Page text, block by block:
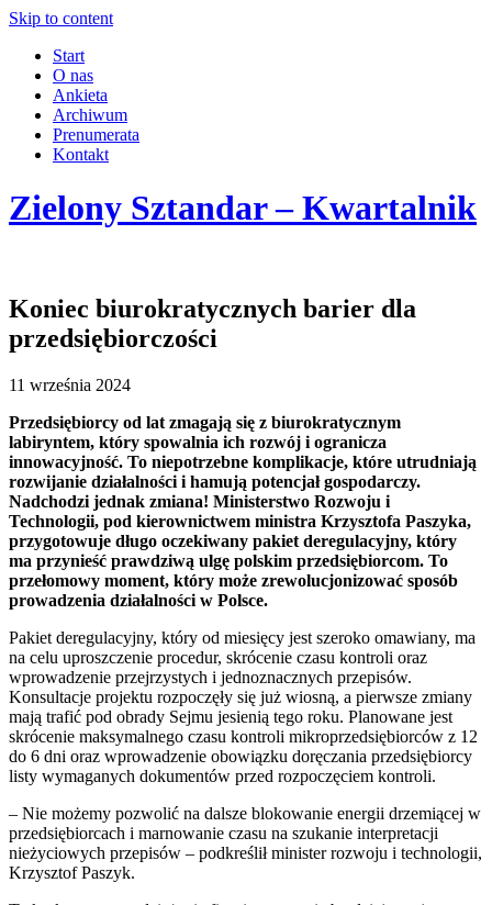
Skip to content
Start
O nas
Ankieta
Archiwum
Prenumerata
Kontakt
Zielony Sztandar – Kwartalnik
Koniec biurokratycznych barier dla
przedsiębiorczości
11 września 2024
Przedsiębiorcy od lat zmagają się z biurokratycznym
labiryntem, który spowalnia ich rozwój i ogranicza
innowacyjność. To niepotrzebne komplikacje, które utrudniają
rozwijanie działalności i hamują potencjał gospodarczy.
Nadchodzi jednak zmiana! Ministerstwo Rozwoju i
Technologii, pod kierownictwem ministra Krzysztofa Paszyka,
przygotowuje długo oczekiwany pakiet deregulacyjny, który
ma przynieść prawdziwą ulgę polskim przedsiębiorcom. To
przełomowy moment, który może zrewolucjonizować sposób
prowadzenia działalności w Polsce.
Pakiet deregulacyjny, który od miesięcy jest szeroko omawiany, ma
na celu uproszczenie procedur, skrócenie czasu kontroli oraz
wprowadzenie przejrzystych i jednoznacznych przepisów.
Konsultacje projektu rozpoczęły się już wiosną, a pierwsze zmiany
mają trafić pod obrady Sejmu jesienią tego roku. Planowane jest
skrócenie maksymalnego czasu kontroli mikroprzedsiębiorców z 12
do 6 dni oraz wprowadzenie obowiązku doręczania przedsiębiorcy
listy wymaganych dokumentów przed rozpoczęciem kontroli.
– Nie możemy pozwolić na dalsze blokowanie energii drzemiącej w
przedsiębiorcach i marnowanie czasu na szukanie interpretacji
nieżyciowych przepisów – podkreślił minister rozwoju i technologii,
Krzysztof Paszyk.